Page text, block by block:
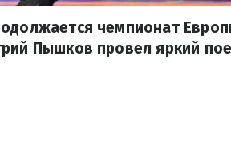
чемпионат
Пышков провел яркий